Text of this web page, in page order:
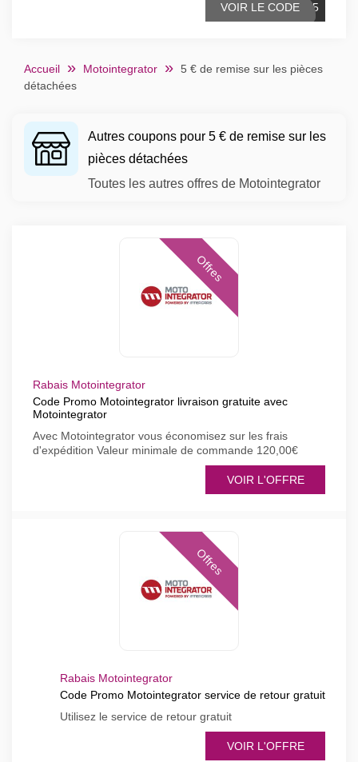
ICK5
VOIR LE CODE
Accueil Motointegrator
5 € de remise sur les pièces
détachées
Autres coupons pour 5 € de remise sur les
pièces détachées
Toutes les autres offres de Motointegrator
Offres
Rabais Motointegrator
Code Promo Motointegrator livraison gratuite avec
Motointegrator
Avec Motointegrator vous économisez sur les frais
d'expédition Valeur minimale de commande 120,00€
VOIR L'OFFRE
Offres
Rabais Motointegrator
Code Promo Motointegrator service de retour gratuit
Utilisez le service de retour gratuit
VOIR L'OFFRE